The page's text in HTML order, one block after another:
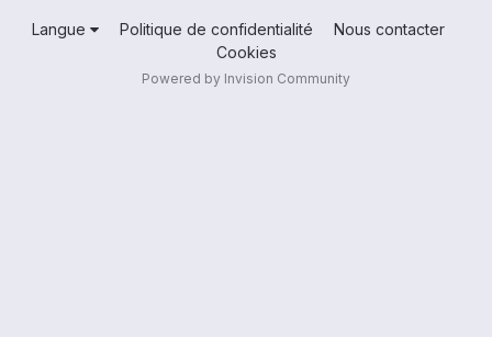
Langue Politique de confidentialité
Nous contacter
Cookies
Powered by Invision Community